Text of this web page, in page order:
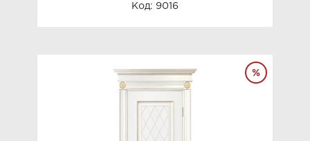
Код: 9016